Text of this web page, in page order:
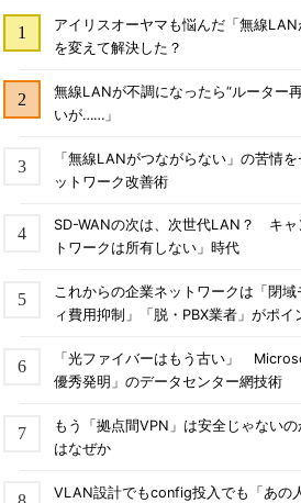
アイリスオーヤマも悩んだ「無線
を変えて解決した？
無線LANが不調になったら“ルーター
いが……」
「無線LANがつながらない」の苦情
ットワーク改善術
SD-WANの次は、次世代LAN？ キャ
トワークは所有しない」時代
これからの企業ネットワークは「閉
ィ費用抑制」「脱・PBX業者」がポイ
「光ファイバーはもう古い」
優秀発明」のデータセンター網技術
もう「拠点間VPN」は安全じゃない
はなぜか
VLAN設計でもconfig投入でも「あの